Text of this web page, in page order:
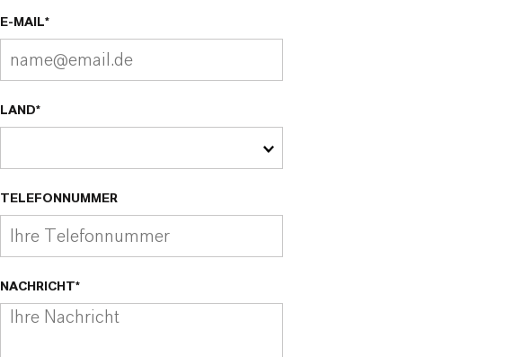
E-MAIL*
LAND*
TELEFONNUMMER
NACHRICHT*